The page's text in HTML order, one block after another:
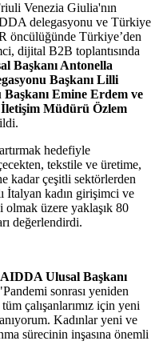
Venezia Giulia'nın
delegasyonu ve Türkiye
öncülüğünde Türkiye’den
dijital B2B toplantısında
Başkanı Antonella
Başkanı Lilli
Emine Erdem ve
Müdürü Özlem
hedefiyle
tekstile ve üretime,
kadar çeşitli sektörlerden
İtalyan kadın girişimci ve
üzere yaklaşık 80
değerlendirdi.
AIDDA Ulusal Başkanı
sonrası yeniden
çalışanlarımız için yeni
Kadınlar yeni ve
sürecinin inşasına önemli